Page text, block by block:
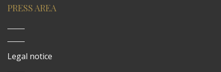
PRESS AREA
Legal notice